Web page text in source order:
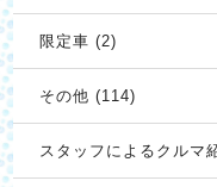
限定車 (2)
その他 (114)
スタッフによるクルマ